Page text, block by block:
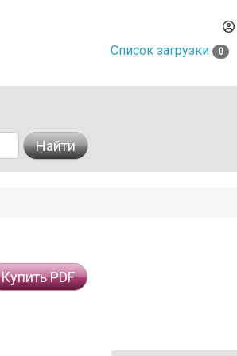
Список загрузки 0
Найти
Купить PDF